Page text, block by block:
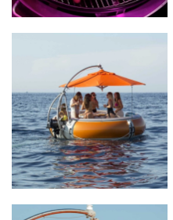
AGRANDIR